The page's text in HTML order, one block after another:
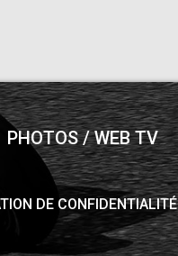
PHOTOS / WEB TV
DE CONFIDENTIALITÉ